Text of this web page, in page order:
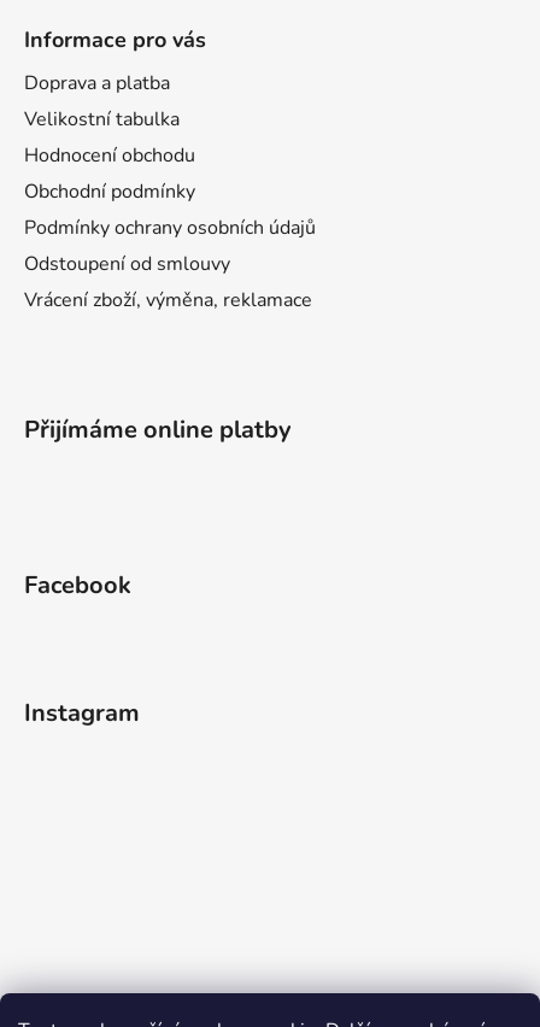
Informace pro vás
Doprava a platba
Velikostní tabulka
Hodnocení obchodu
Obchodní podmínky
Podmínky ochrany osobních údajů
Odstoupení od smlouvy
Vrácení zboží, výměna, reklamace
Přijímáme online platby
Facebook
Instagram